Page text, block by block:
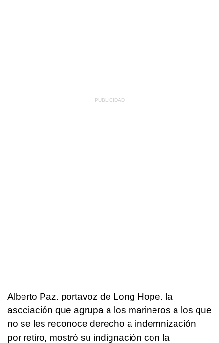
Alberto Paz, portavoz de Long Hope, la
asociación que agrupa a los marineros a los que
no se les reconoce derecho a indemnización
por retiro, mostró su indignación con la